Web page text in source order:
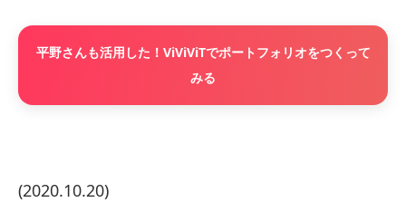
平野さんも活用した！ViViViTでポートフォリオをつくって
みる
(2020.10.20)